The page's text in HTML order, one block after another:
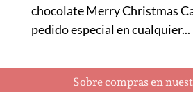
chocolate Merry Christmas
pedido especial en cualquier...
Sobre compras en